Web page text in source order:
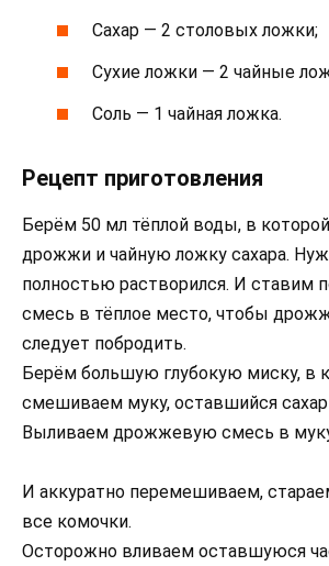
Сахар — 2 столовых ложки;
Сухие ложки — 2 чайные
Соль — 1 чайная ложка.
Рецепт приготовления
Берём 50 мл тёплой воды, в
дрожжи и чайную ложку сахара.
полностью растворился. И ставим
смесь в тёплое место, чтобы
следует побродить.
Берём большую глубокую миску, в
смешиваем муку, оставшийся сахар
Выливаем дрожжевую смесь в
И аккуратно перемешиваем,
все комочки.
Осторожно вливаем оставшуюся